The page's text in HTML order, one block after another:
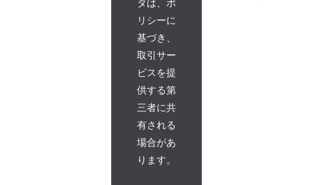
タは、ポ
リシーに
基づき、
取引サー
ビスを提
供する第
三者に共
有される
場合があ
ります。